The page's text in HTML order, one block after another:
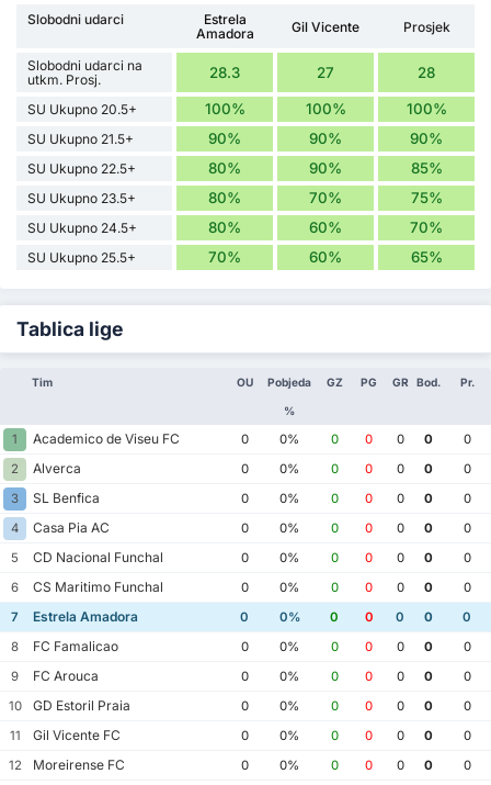
Slobodni udarci
Estrela
Amadora
Gil Vicente Prosjek
Slobodni udarci na
utkm. Prosj.
28.3 27 28
SU Ukupno 20.5+ 100% 100% 100%
SU Ukupno 21.5+ 90% 90% 90%
SU Ukupno 22.5+ 80% 90% 85%
SU Ukupno 23.5+ 80% 70% 75%
SU Ukupno 24.5+ 80% 60% 70%
SU Ukupno 25.5+ 70% 60% 65%
Tablica lige
Tim OU Pobjeda
%
GZ PG GR Bod. Pr.
1 Academico de Viseu FC 0 0% 0 0 0 0
0
2
Alverca 0 0% 0 0 0 0
0
3
SL Benfica 0 0% 0 0 0 0
0
4
Casa Pia AC 0 0% 0 0 0 0
0
5
CD Nacional Funchal 0 0% 0 0 0 0
0
6
CS Maritimo Funchal 0 0% 0 0 0 0
0
7
Estrela Amadora 0 0% 0 0 0 0
0
8
FC Famalicao 0 0% 0 0 0 0
0
9
FC Arouca 0 0% 0 0 0 0
0
10
GD Estoril Praia 0 0% 0 0 0 0
0
11
Gil Vicente FC 0 0% 0 0 0 0
0
12
Moreirense FC 0 0% 0 0 0 0
0